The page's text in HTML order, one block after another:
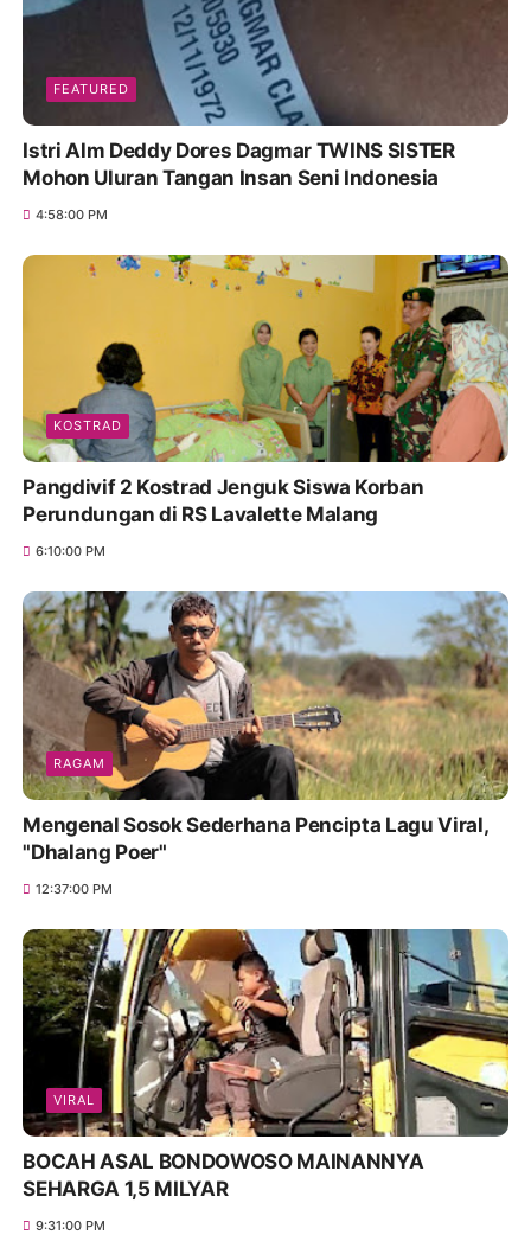
FEATURED
Istri Alm Deddy Dores Dagmar TWINS SISTER
Mohon Uluran Tangan Insan Seni Indonesia
4:58:00 PM
KOSTRAD
Pangdivif 2 Kostrad Jenguk Siswa Korban
Perundungan di RS Lavalette Malang
6:10:00 PM
RAGAM
Mengenal Sosok Sederhana Pencipta Lagu Viral,
"Dhalang Poer"
12:37:00 PM
VIRAL
BOCAH ASAL BONDOWOSO MAINANNYA
SEHARGA 1,5 MILYAR
9:31:00 PM